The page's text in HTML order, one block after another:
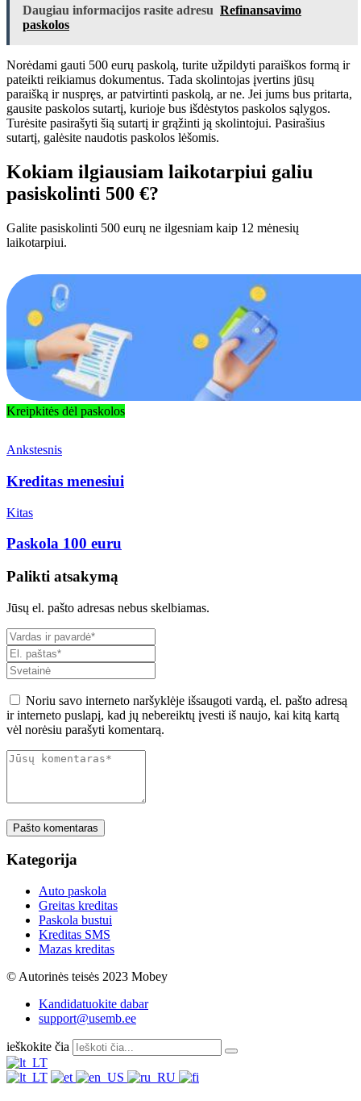
Daugiau informacijos rasite adresu Refinansavimo
paskolos
Norėdami gauti 500 eurų paskolą, turite užpildyti paraiškos formą ir
pateikti reikiamus dokumentus. Tada skolintojas įvertins jūsų
paraišką ir nuspręs, ar patvirtinti paskolą, ar ne. Jei jums bus pritarta,
gausite paskolos sutartį, kurioje bus išdėstytos paskolos sąlygos.
Turėsite pasirašyti šią sutartį ir grąžinti ją skolintojui. Pasirašius
sutartį, galėsite naudotis paskolos lėšomis.
Kokiam ilgiausiam laikotarpiui galiu
pasiskolinti 500 €?
Galite pasiskolinti 500 eurų ne ilgesniam kaip 12 mėnesių
laikotarpiui.
Kreipkitės dėl paskolos
Ankstesnis
Kreditas menesiui
Kitas
Paskola 100 euru
Palikti atsakymą
Jūsų el. pašto adresas nebus skelbiamas.
Noriu savo interneto naršyklėje išsaugoti vardą, el. pašto adresą
ir interneto puslapį, kad jų nebereiktų įvesti iš naujo, kai kitą kartą
vėl norėsiu parašyti komentarą.
Pašto komentaras
Kategorija
Auto paskola
Greitas kreditas
Paskola bustui
Kreditas SMS
Mazas kreditas
© Autorinės teisės 2023 Mobey
Kandidatuokite dabar
support@usemb.ee
ieškokite čia